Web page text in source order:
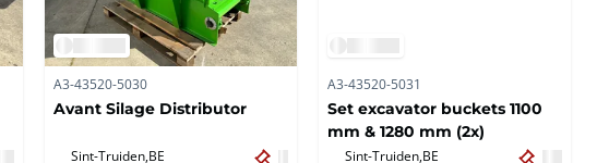
A3-43520-5030
Avant Silage Distributor
Sint-Truiden, BE
A3-43520-5031
Set excavator buckets 1100
mm & 1280 mm (2x)
Sint-Truiden, BE